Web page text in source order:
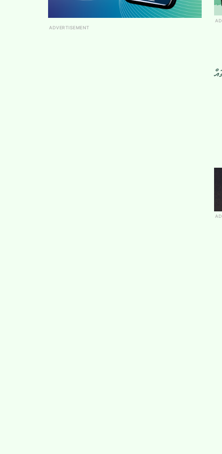
ADVERTISEMENT